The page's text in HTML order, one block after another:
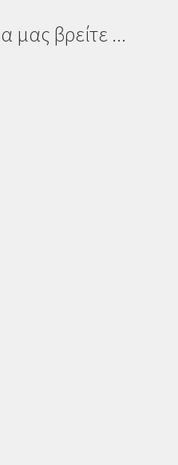
μας βρείτε ...